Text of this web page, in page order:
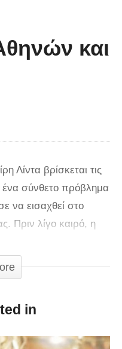
το
κορίτσι και
Λίντα βρίσκεται τις
ένα σύνθετο πρόβλημα
να εισαχθεί στο
Πριν λίγο καιρό, η
είχε υποβληθεί σε
στο στάδιο της
«Δεν υπάρχει
in